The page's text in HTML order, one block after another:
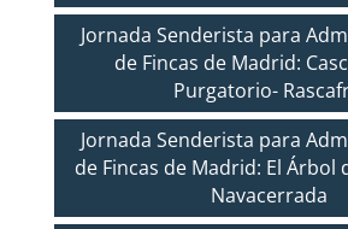
Jornada Senderista para
de Fincas de Madrid:
Purgatorio-
Jornada Senderista para
de Fincas de Madrid: El Árbol
Navacerrada